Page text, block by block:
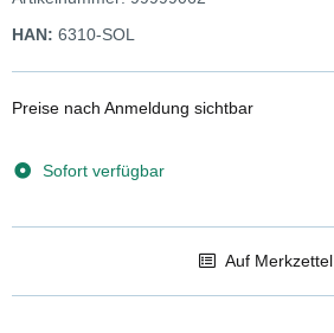
HAN: 6310-SOL
Preise nach Anmeldung sichtbar
Sofort verfügbar
Auf Merkzettel